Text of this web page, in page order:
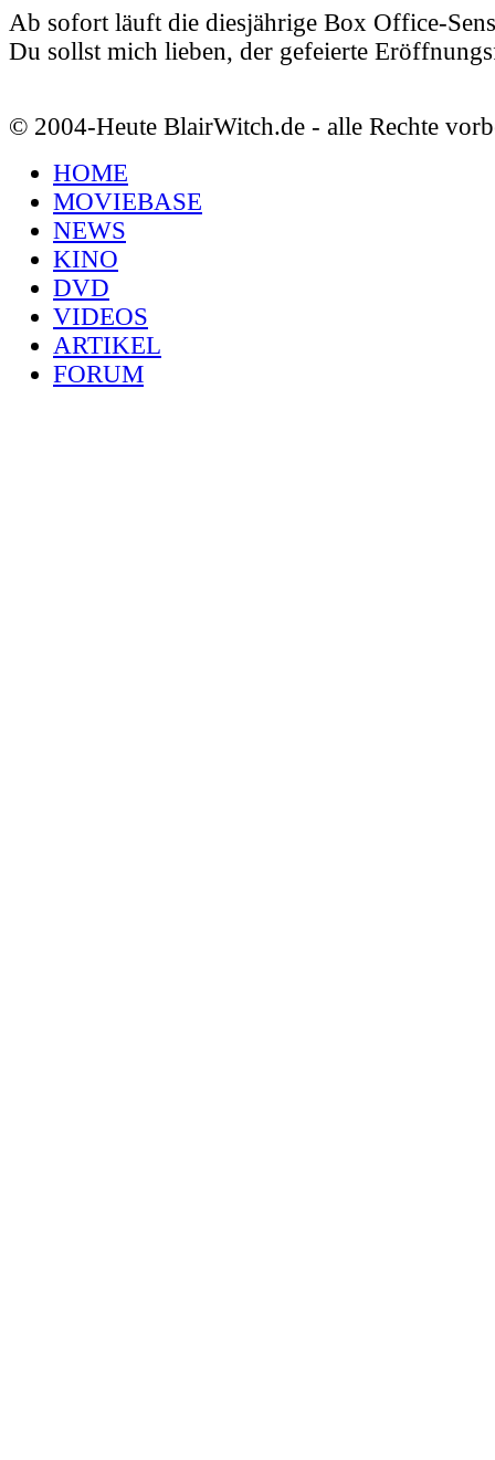
Ab sofort läuft die diesjährige Box Office-
Du sollst mich lieben, der gefeierte
© 2004-Heute BlairWitch.de - alle Rechte
HOME
MOVIEBASE
NEWS
KINO
DVD
VIDEOS
ARTIKEL
FORUM